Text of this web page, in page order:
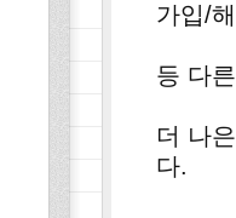
가입/
(가
등 다
더 나
다.